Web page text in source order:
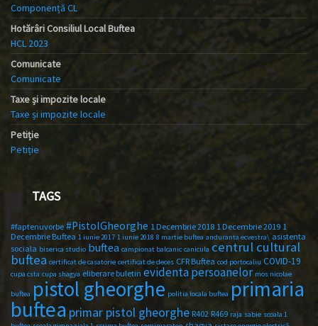
Componență CL
Hotărâri Consiliul Local Buftea
HCL 2023
Comunicate
Comunicate
Taxe și impozite locale
Taxe și impozite locale
Petiție
Petiție
TAGS
#faptenuvorbe #PistolGheorghe 1 Decembrie 2018 1 Decembrie 2019 1
Decembrie Buftea 1 iunie 2017 1 iunie 2018 8 martie buftea anduranta ecvestra\ asistenta
sociala biserica studio buftea campionat balcanic canicula centrul cultural
buftea certificat de casatorie certificat de deces CFR Buftea cod portocaliu COVID-19
cupa csta cupa shagya eliberare buletin evidenta persoanelor mos nicolae
buftea pistol gheorghe politia locala buftea primaria
buftea primar pistol gheorghe R402 R469 raja sabie scoala 1